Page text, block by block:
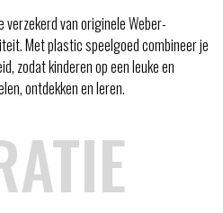
verzekerd van originele Weber-
Met plastic speelgoed combineer je
zodat kinderen op een leuke en
ontdekken en leren.